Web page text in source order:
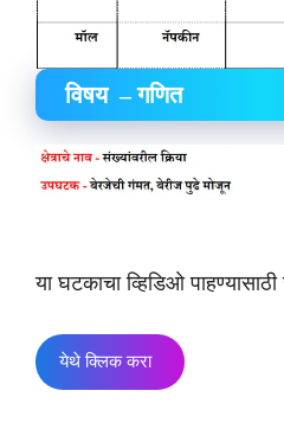
विषय – गणित
या घटकाचा व्हिडिओ
येथे क्लिक करा